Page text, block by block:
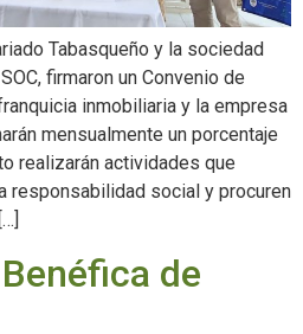
Tabasqueño y la sociedad
firmaron un Convenio de
inmobiliaria y la empresa
mensualmente un porcentaje
realizarán actividades que
responsabilidad social y procuren
de